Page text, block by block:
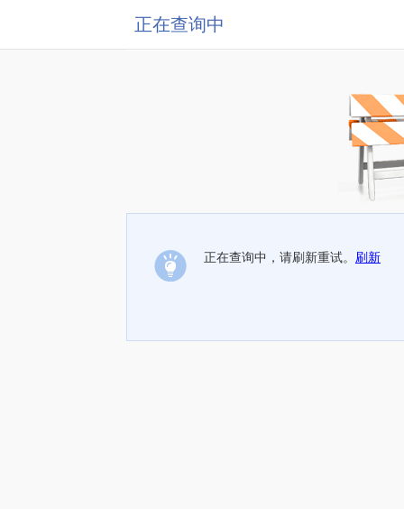
正在查询中
正在查询中，请刷新重试。 刷新